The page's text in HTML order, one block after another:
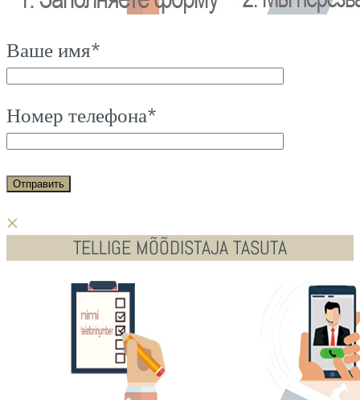
Ваше имя*
Номер телефона*
×
TELLIGE MÕÕDISTAJA TASUTA